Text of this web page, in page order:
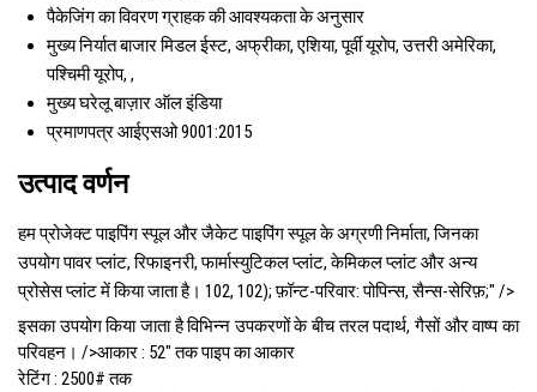
पैकेजिंग का विवरणग्राहक की आवश्यकता के अनुसार
मुख्य निर्यात बाजारमिडल ईस्ट, अफ्रीका, एशिया, पूर्वी यूरोप, उत्तरी अमेरिका,
पश्चिमी यूरोप, ,
मुख्य घरेलू बाज़ारऑल इंडिया
प्रमाणपत्रआईएसओ 9001:2015
उत्पाद वर्णन
हम प्रोजेक्ट पाइपिंग स्पूल और जैकेट पाइपिंग स्पूल के अग्रणी निर्माता, जिनका
उपयोग पावर प्लांट, रिफाइनरी, फार्मास्युटिकल प्लांट, केमिकल प्लांट और अन्य
प्रोसेस प्लांट में किया जाता है। 102, 102); फ़ॉन्ट-परिवार: पोपिन्स, सैन्स-सेरिफ़;" />
इसका उपयोग किया जाता है विभिन्न उपकरणों के बीच तरल पदार्थ, गैसों और वाष्प का
परिवहन। />आकार : 52" तक पाइप का आकार
रेटिंग : 2500# तक